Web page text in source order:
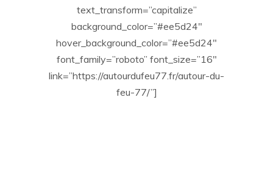
text_transform=”capitalize”
background_color=”#ee5d24″
hover_background_color=”#ee5d24″
font_family=”roboto” font_size=”16″
link=”https://autourdufeu77.fr/autour-du-
feu-77/”]